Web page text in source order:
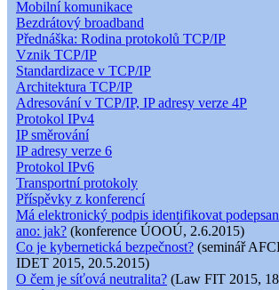
Mobilní komunikace
Bezdrátový broadband
Přednáška: Rodina protokolů TCP/IP
Vznik TCP/IP
Standardizace v TCP/IP
Architektura TCP/IP
Adresování v TCP/IP, IP adresy verze 4P
Protokol IPv4
IP směrování
IP adresy verze 6
Protokol IPv6
Transportní protokoly
Příspěvky z konferencí
Má elektronický podpis identifikovat
ano: jak? (konference ÚOOÚ, 2.6.2015)
Co je kybernetická bezpečnost? (seminář
IDET 2015, 20.5.2015)
O čem je síťová neutralita? (Law FIT 2015,